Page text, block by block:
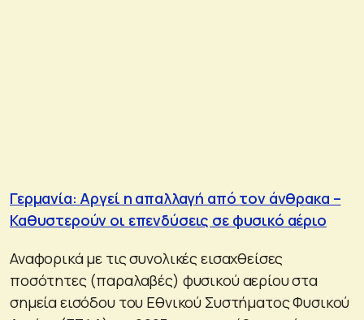
Γερμανία: Αργεί η απαλλαγή από τον άνθρακα –
Καθυστερούν οι επενδύσεις σε φυσικό αέριο
Αναφορικά με τις συνολικές εισαχθείσες
ποσότητες (παραλαβές) φυσικού αερίου στα
σημεία εισόδου του Εθνικού Συστήματος Φυσικού